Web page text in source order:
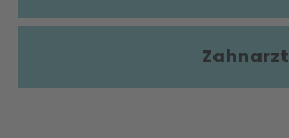
Zahnarzt